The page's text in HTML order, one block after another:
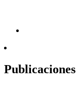
Publicaciones